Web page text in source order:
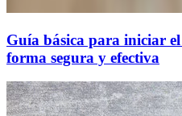
Guía básica para iniciar
forma segura y efectiva